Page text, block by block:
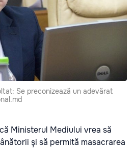
Se preconizează un adevărat
Ministerul Mediului vrea să
şi să permită masacrarea